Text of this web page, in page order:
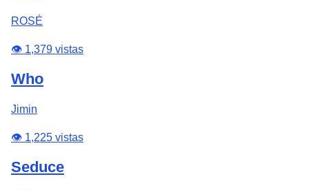
ROSÉ
👁️ 1,379 vistas
Who
Jimin
👁️ 1,225 vistas
Seduce